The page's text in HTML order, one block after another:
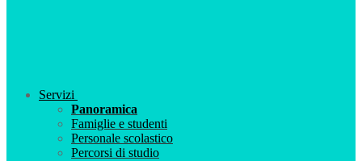
Servizi
Panoramica
Famiglie e studenti
Personale scolastico
Percorsi di studio